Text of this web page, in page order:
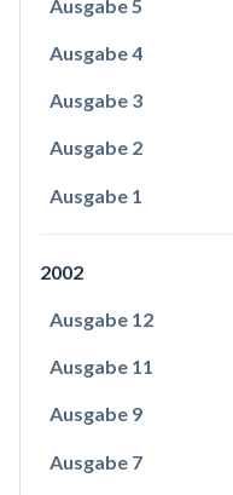
Ausgabe 5
Ausgabe 4
Ausgabe 3
Ausgabe 2
Ausgabe 1
2002
Ausgabe 12
Ausgabe 11
Ausgabe 9
Ausgabe 7